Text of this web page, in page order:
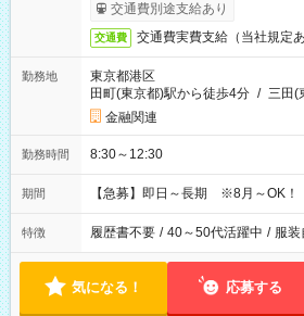
交通費別途支給あり
交通費 交通費実費支給（当社規定あ
勤務地
東京都港区
田町(東京都)駅から徒歩4分 / 三田(
金融関連
勤務時間 8:30～12:30
期間 【急募】即日～長期 ※8月～OK！
特徴 履歴書不要 / 40～50代活躍中 / 服装
気になる！ 応募する